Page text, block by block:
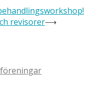
revisorer⟶